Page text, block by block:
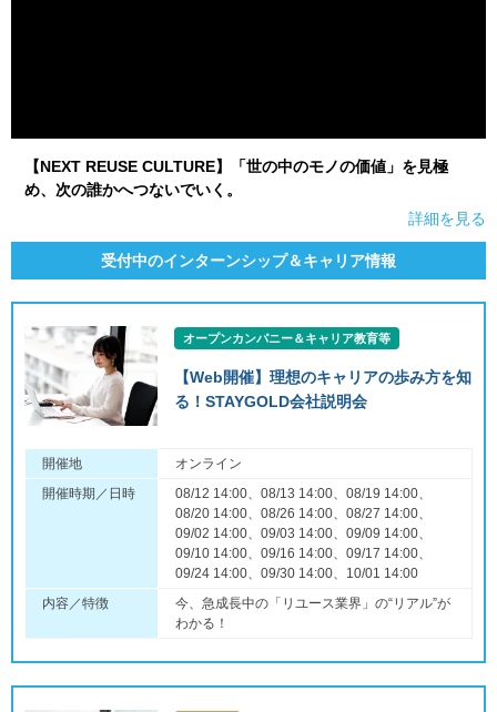
【NEXT REUSE CULTURE】「世の中のモノの価値」を見極
め、次の誰かへつないでいく。
詳細を見る
受付中のインターンシップ＆キャリア情報
オープンカンパニー＆キャリア教育等
【Web開催】理想のキャリアの歩み方を知
る！STAYGOLD会社説明会
開催地
オンライン
開催時期／日時
08/12 14:00、08/13 14:00、08/19 14:00、
08/20 14:00、08/26 14:00、08/27 14:00、
09/02 14:00、09/03 14:00、09/09 14:00、
09/10 14:00、09/16 14:00、09/17 14:00、
09/24 14:00、09/30 14:00、10/01 14:00
内容／特徴
今、急成長中の「リユース業界」の“リアル”が
わかる！